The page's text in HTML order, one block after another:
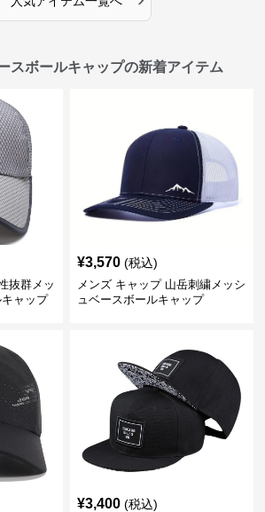
スボールキャップの新着アイテム
抜群メッ
ャップ
¥3,570 (税込)
メンズ キャップ 山岳刺繍メッシ
ュベースボールキャップ
¥3,400 (税込)